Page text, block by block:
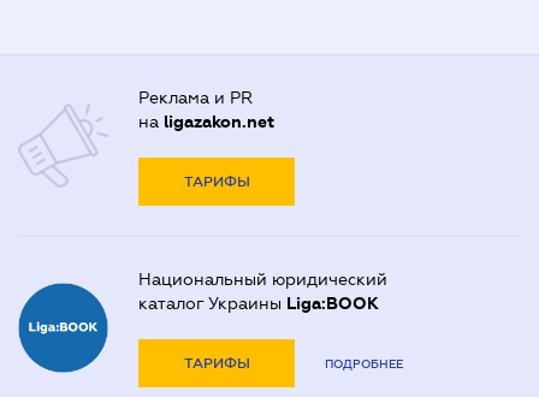
Реклама и PR
на ligazakon.net
ТАРИФЫ
Национальный юридический
каталог Украины Liga:BOOK
ТАРИФЫ ПОДРОБНЕЕ